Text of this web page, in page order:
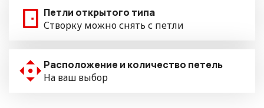
Петли открытого типа
Створку можно снять с петли
Расположение и количество петель
На ваш выбор